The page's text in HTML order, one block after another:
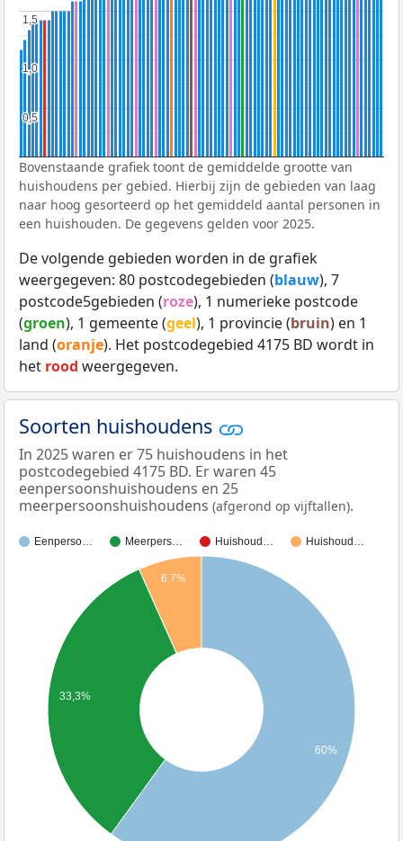
0,5
0,5
1,0
1,0
1,5
1,5
Bovenstaande grafiek toont de gemiddelde grootte van
huishoudens per gebied. Hierbij zijn de gebieden van laag
naar hoog gesorteerd op het gemiddeld aantal personen in
een huishouden. De gegevens gelden voor 2025.
De volgende gebieden worden in de grafiek
weergegeven: 80 postcodegebieden (blauw), 7
postcode5gebieden (roze), 1 numerieke postcode
(groen), 1 gemeente (geel), 1 provincie (bruin) en 1
land (oranje). Het postcodegebied 4175 BD wordt in
het rood weergegeven.
Soorten huishoudens
In 2025 waren er 75 huishoudens in het
postcodegebied 4175 BD. Er waren 45
eenpersoonshuishoudens en 25
meerpersoonshuishoudens (afgerond op vijftallen).
Eenperso… Meerpers… Huishoud… Huishoud…
6,7%
33,3%
60%